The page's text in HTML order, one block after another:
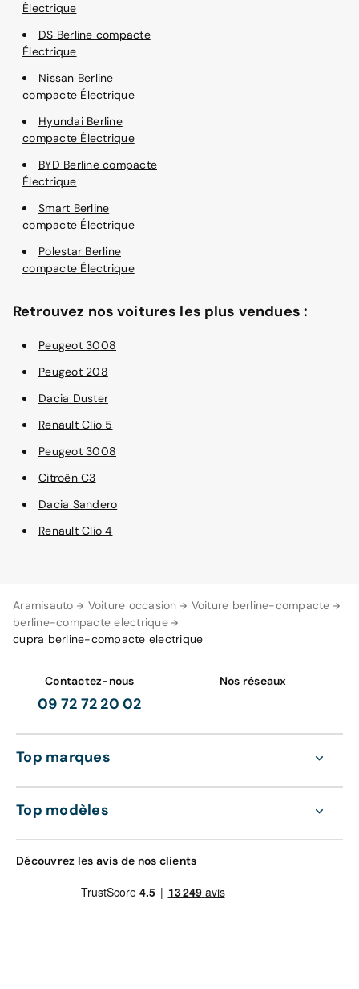
Aramisauto Voiture occasion
Voiture berline-compacte
berline-compacte electrique
cupra berline-compacte electrique
Électrique
DS Berline compacte
Électrique
Nissan Berline
compacte Électrique
Hyundai Berline
compacte Électrique
BYD Berline compacte
Électrique
Smart Berline
compacte Électrique
Polestar Berline
compacte Électrique
Retrouvez nos voitures les plus vendues :
Peugeot 3008
Peugeot 208
Dacia Duster
Renault Clio 5
Peugeot 3008
Citroën C3
Dacia Sandero
Renault Clio 4
Contactez-nous
09 72 72 20 02
Nos réseaux
Top marques
Top modèles
Découvrez les avis de nos clients